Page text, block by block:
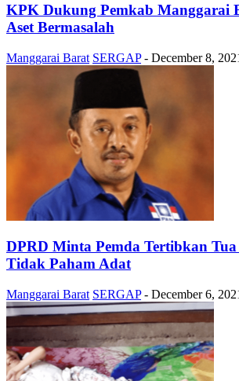
KPK Dukung Pemkab Manggarai
Aset Bermasalah
Manggarai Barat SERGAP - December 8,
DPRD Minta Pemda Tertibkan
Tidak Paham Adat
Manggarai Barat SERGAP - December 6,